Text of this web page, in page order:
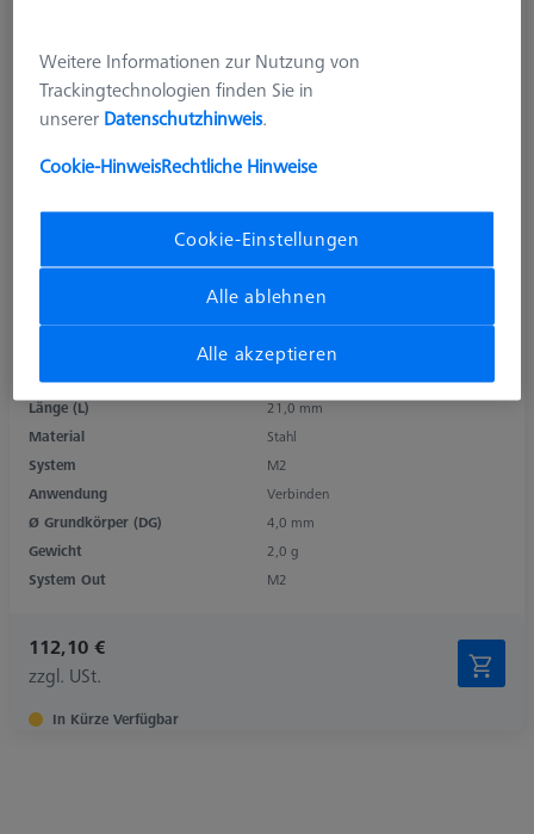
Produktart
Drehelement
Länge (L)
21,0 mm
Material
Stahl
System
M2
Anwendung
Verbinden
Ø Grundkörper (DG)
4,0 mm
Gewicht
2,0 g
System Out
M2
112,10 €
zzgl. USt.
In Kürze Verfügbar
Weitere Informationen zur Nutzung von
Trackingtechnologien finden Sie in
unserer Datenschutzhinweis.
Cookie-HinweisRechtliche Hinweise
Cookie-Einstellungen
Alle ablehnen
Alle akzeptieren